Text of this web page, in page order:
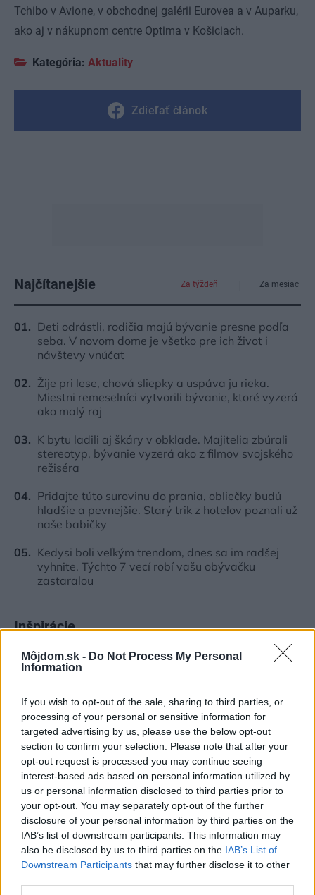
Môjdom.sk - Do Not Process My Personal
Information
If you wish to opt-out of the sale, sharing to third parties, or
processing of your personal or sensitive information for
targeted advertising by us, please use the below opt-out
section to confirm your selection. Please note that after your
opt-out request is processed you may continue seeing
interest-based ads based on personal information utilized by
us or personal information disclosed to third parties prior to
your opt-out. You may separately opt-out of the further
disclosure of your personal information by third parties on the
IAB’s list of downstream participants. This information may
also be disclosed by us to third parties on the IAB’s List of
Downstream Participants that may further disclose it to other
Tchibo v Avione, v obchodnej galérii Eurovea a v Auparku,
ako aj v nákupnom centre Optima v Košiciach.
Kategória: Aktuality
Zdieľať článok
Najčítanejšie Za týždeň Za mesiac
Deti odrástli, rodičia majú bývanie presne podľa
seba. V novom dome je všetko pre ich život i
návštevy vnúčat
Žije pri lese, chová sliepky a uspáva ju rieka.
Miestni remeselníci vytvorili bývanie, ktoré vyzerá
ako malý raj
K bytu ladili aj škáry v obklade. Majitelia zbúrali
stereotyp, bývanie vyzerá ako z filmov svojského
režiséra
Pridajte túto surovinu do prania, obliečky budú
hladšie a pevnejšie. Starý trik z hotelov poznali už
naše babičky
Kedysi boli veľkým trendom, dnes sa im radšej
vyhnite. Týchto 7 vecí robí vašu obývačku
zastaralou
Inšpirácie
detská izba,drevo